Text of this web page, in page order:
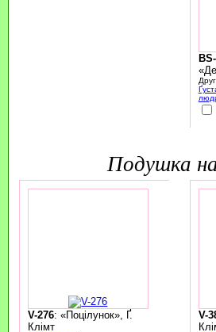
подушка
V-276: «Поцілунок», Ґ.
Клімт
V-